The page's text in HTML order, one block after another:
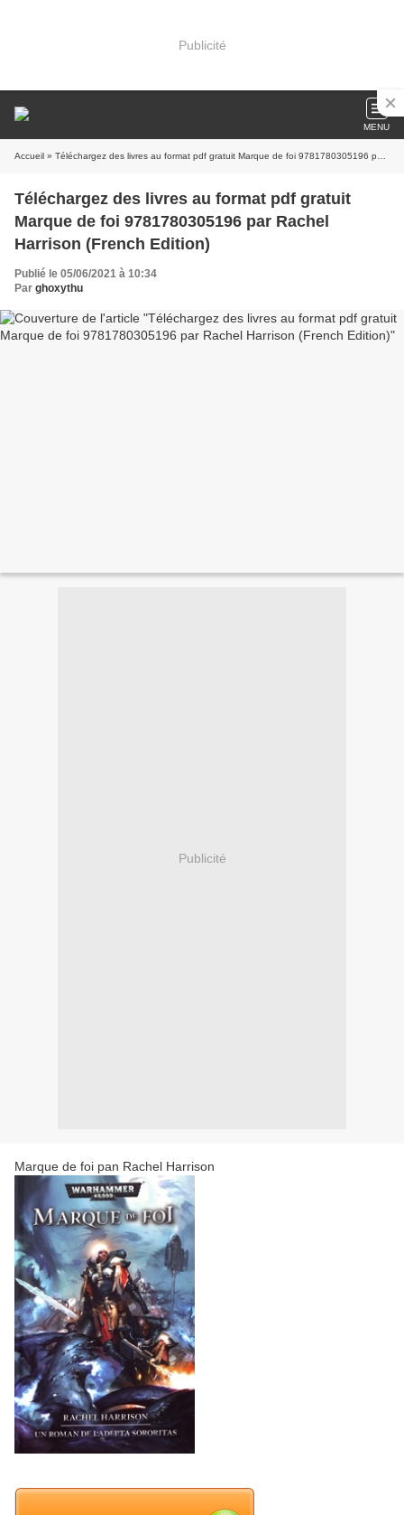
Publicité
MENU
Accueil » Téléchargez des livres au format pdf gratuit Marque de foi 9781780305196 par Rachel Harrison (French Edition)
Téléchargez des livres au format pdf gratuit
Marque de foi 9781780305196 par Rachel
Harrison (French Edition)
Publié le 05/06/2021 à 10:34
Par ghoxythu
Publicité
Marque de foi pan Rachel Harrison